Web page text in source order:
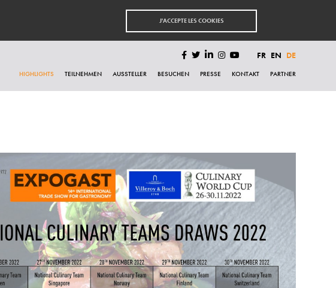
J'ACCEPTE LES COOKIES
FR EN DE
HIGHLIGHTS TEILNEHMEN AUSSTELLER BESUCHEN PRESSE KONTAKT PARTNER